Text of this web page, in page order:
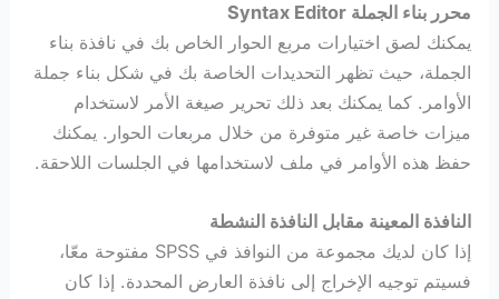
محرر بناء الجملة Syntax Editor
يمكنك لصق اختيارات مربع الحوار الخاص بك في نافذة بناء
الجملة، حيث تظهر التحديدات الخاصة بك في شكل بناء جملة
الأوامر. كما يمكنك بعد ذلك تحرير صيغة الأمر لاستخدام
ميزات خاصة غير متوفرة من خلال مربعات الحوار. يمكنك
حفظ هذه الأوامر في ملف لاستخدامها في الجلسات اللاحقة.
النافذة المعينة مقابل النافذة النشطة
إذا كان لديك مجموعة من النوافذ في SPSS مفتوحة معّا،
فسيتم توجيه الإخراج إلى نافذة العارض المحددة. إذا كان